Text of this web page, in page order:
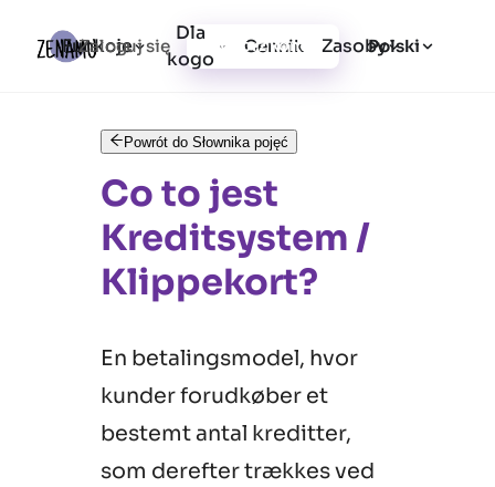
Funkcje
Dla
kogo
Cennik Zasoby
Zaloguj się Utwórz konto Polski
Powrót do Słownika pojęć
Co to jest
Kreditsystem /
Klippekort?
En betalingsmodel, hvor
kunder forudkøber et
bestemt antal kreditter,
som derefter trækkes ved